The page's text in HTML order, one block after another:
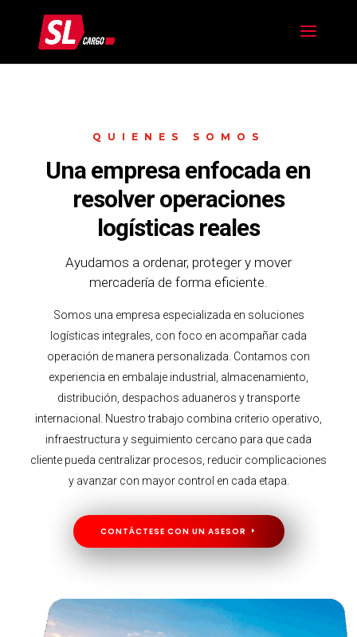
QUIENES SOMOS
Una empresa enfocada en
resolver operaciones
logísticas reales
Ayudamos a ordenar, proteger y mover
mercadería de forma eficiente.
Somos una empresa especializada en soluciones
logísticas integrales, con foco en acompañar cada
operación de manera personalizada. Contamos con
experiencia en embalaje industrial, almacenamiento,
distribución, despachos aduaneros y transporte
internacional. Nuestro trabajo combina criterio operativo,
infraestructura y seguimiento cercano para que cada
cliente pueda centralizar procesos, reducir complicaciones
y avanzar con mayor control en cada etapa.
CONTÁCTESE CON UN ASESOR